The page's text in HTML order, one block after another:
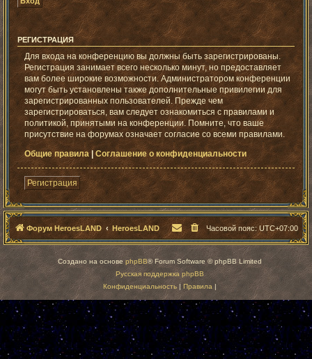
РЕГИСТРАЦИЯ
Для входа на конференцию вы должны быть зарегистрированы.
Регистрация занимает всего несколько минут, но предоставляет
вам более широкие возможности. Администратором конференции
могут быть установлены также дополнительные привилегии для
зарегистрированных пользователей. Прежде чем
зарегистрироваться, вам следует ознакомиться с правилами и
политикой, принятыми на конференции. Помните, что ваше
присутствие на форумах означает согласие со всеми правилами.
Общие правила|Соглашение о конфиденциальности
Регистрация
Форум HeroesLAND HeroesLAND Часовой пояс:UTC+07:00
Создано на основе phpBB® Forum Software © phpBB Limited
Русская поддержка phpBB
Конфиденциальность| Правила |